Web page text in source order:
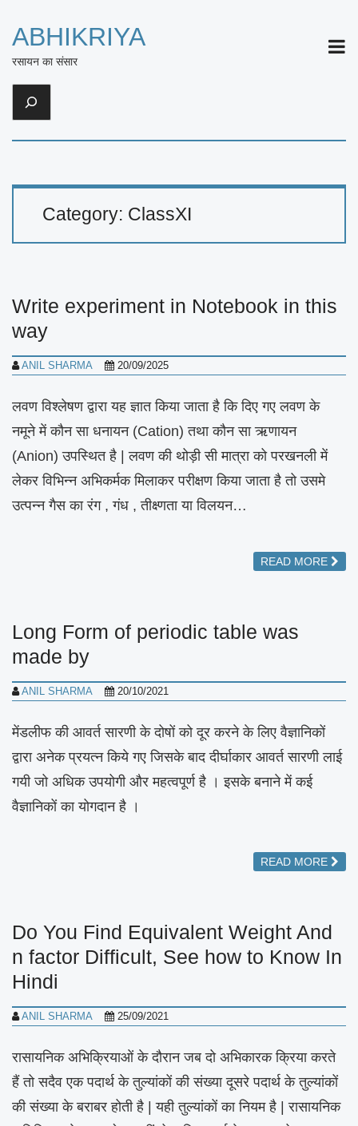
ABHIKRIYA
रसायन का संसार
Search
Category: ClassXI
Write experiment in Notebook in this
way
ANIL SHARMA 20/09/2025
लवण विश्लेषण द्वारा यह ज्ञात किया जाता है कि दिए गए लवण के
नमूने में कौन सा धनायन (Cation) तथा कौन सा ऋणायन
(Anion) उपस्थित है | लवण की थोड़ी सी मात्रा को परखनली में
लेकर विभिन्न अभिकर्मक मिलाकर परीक्षण किया जाता है तो उसमे
उत्पन्न गैस का रंग , गंध , तीक्ष्णता या विलयन…
READ MORE
Long Form of periodic table was
made by
ANIL SHARMA 20/10/2021
मेंडलीफ की आवर्त सारणी के दोषों को दूर करने के लिए वैज्ञानिकों
द्वारा अनेक प्रयत्न किये गए जिसके बाद दीर्घाकार आवर्त सारणी लाई
गयी जो अधिक उपयोगी और महत्वपूर्ण है । इसके बनाने में कई
वैज्ञानिकों का योगदान है ।
READ MORE
Do You Find Equivalent Weight And
n factor Difficult, See how to Know In
Hindi
ANIL SHARMA 25/09/2021
रासायनिक अभिक्रियाओं के दौरान जब दो अभिकारक क्रिया करते
हैं तो सदैव एक पदार्थ के तुल्यांकों की संख्या दूसरे पदार्थ के तुल्यांकों
की संख्या के बराबर होती है | यही तुल्यांकों का नियम है | रासायनिक